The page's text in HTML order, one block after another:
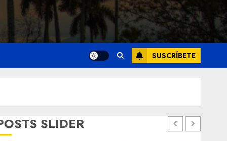
SUSCRÍBETE
SLIDER